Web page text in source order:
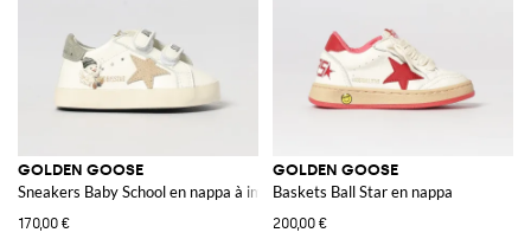
GOLDEN GOOSE
Sneakers Baby School en nappa à imprimé
170,00 €
GOLDEN GOOSE
Baskets Ball Star en nappa
200,00 €